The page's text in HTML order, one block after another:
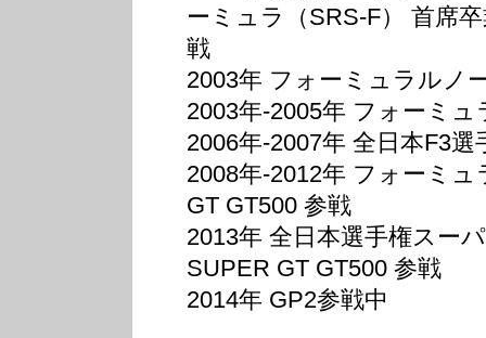
ーミュラ（SRS-F） 首席
戦
2003年 フォーミュラルノ
2003年-2005年 フォーミ
2006年-2007年 全日本F3選
2008年-2012年 フォーミ
GT GT500 参戦
2013年 全日本選手権スー
SUPER GT GT500 参戦
2014年 GP2参戦中